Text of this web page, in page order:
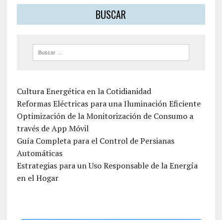
BUSCAR
Cultura Energética en la Cotidianidad
Reformas Eléctricas para una Iluminación Eficiente
Optimización de la Monitorización de Consumo a
través de App Móvil
Guía Completa para el Control de Persianas
Automáticas
Estrategias para un Uso Responsable de la Energía
en el Hogar